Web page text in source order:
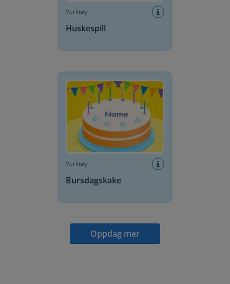
Verktøy
Huskespill
Verktøy
Bursdagskake
Oppdag mer